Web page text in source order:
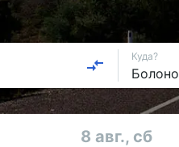
Куда?
8 авг., сб